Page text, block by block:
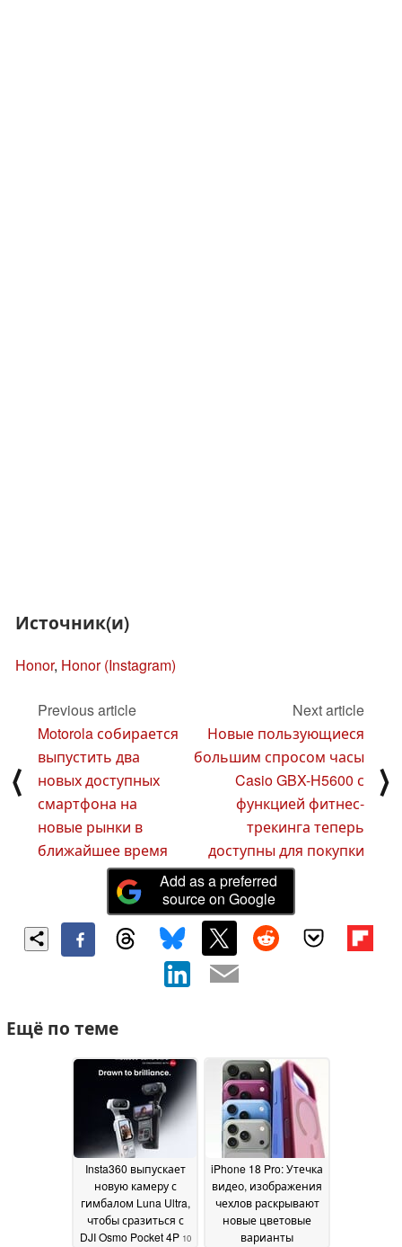
Источник(и)
Honor, Honor (Instagram)
⟨
Previous article
Motorola собирается
выпустить два
новых доступных
смартфона на
новые рынки в
ближайшее время
Next article
Новые пользующиеся
большим спросом часы
Casio GBX-H5600 с
функцией фитнес-
трекинга теперь
доступны для покупки
⟩
Add as a preferred
source on Google
Ещё по теме
Insta360 выпускает
новую камеру с
гимбалом Luna Ultra,
чтобы сразиться с
DJI Osmo Pocket 4P 10
iPhone 18 Pro: Утечка
видео, изображения
чехлов раскрывают
новые цветовые
варианты